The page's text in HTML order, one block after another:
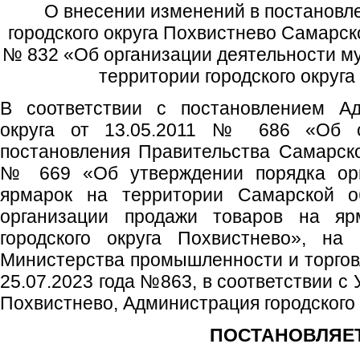
О внесении изменений в
городского округа Похвистнево
№ 832 «Об организации деятельности
территории городского
В соответствии с постановлением
округа от 13.05.2011 № 686 «Об
постановления Правительства
№ 669 «Об утверждении порядка
ярмарок на территории Самарской
организации продажи товаров на
городского округа Похвистнево»,
Министерства промышленности и
25.07.2023 года №863, в соответствии с
Похвистнево, Администрация